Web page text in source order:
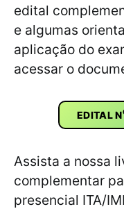
edital
e algumas
aplicação do
acessar o
EDITAL N
Assista a nossa
complementar
presencial ITA/